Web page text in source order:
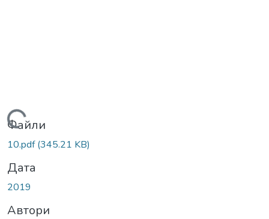
Вантажиться...
Файли
10.pdf(345.21 KB)
Дата
2019
Автори